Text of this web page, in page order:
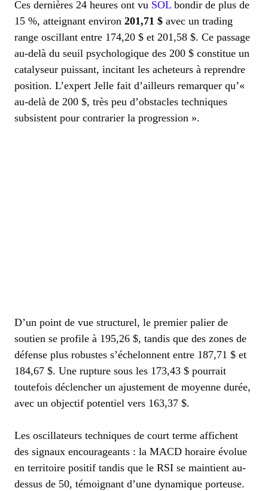
Ces dernières 24 heures ont vu SOL bondir de plus de
15 %, atteignant environ 201,71 $ avec un trading
range oscillant entre 174,20 $ et 201,58 $. Ce passage
au-delà du seuil psychologique des 200 $ constitue un
catalyseur puissant, incitant les acheteurs à reprendre
position. L’expert Jelle fait d’ailleurs remarquer qu’«
au-delà de 200 $, très peu d’obstacles techniques
subsistent pour contrarier la progression ».
D’un point de vue structurel, le premier palier de
soutien se profile à 195,26 $, tandis que des zones de
défense plus robustes s’échelonnent entre 187,71 $ et
184,67 $. Une rupture sous les 173,43 $ pourrait
toutefois déclencher un ajustement de moyenne durée,
avec un objectif potentiel vers 163,37 $.
Les oscillateurs techniques de court terme affichent
des signaux encourageants : la MACD horaire évolue
en territoire positif tandis que le RSI se maintient au-
dessus de 50, témoignant d’une dynamique porteuse.